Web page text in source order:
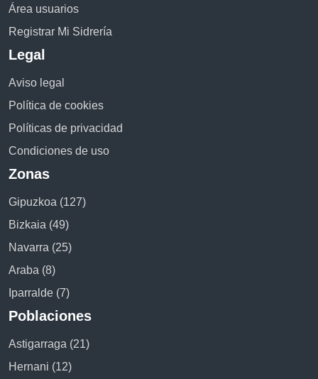
Área usuarios
Registrar Mi Sidrería
Legal
Aviso legal
Política de cookies
Políticas de privacidad
Condiciones de uso
Zonas
Gipuzkoa (127)
Bizkaia (49)
Navarra (25)
Araba (8)
Iparralde (7)
Poblaciones
Astigarraga (21)
Hernani (12)